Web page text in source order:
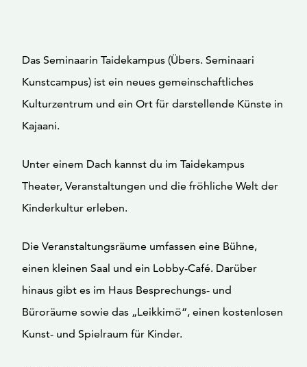
Das Seminaarin Taidekampus (Übers. Seminaari
Kunstcampus) ist ein neues gemeinschaftliches
Kulturzentrum und ein Ort für darstellende Künste in
Kajaani.
Unter einem Dach kannst du im Taidekampus
Theater, Veranstaltungen und die fröhliche Welt der
Kinderkultur erleben.
Die Veranstaltungsräume umfassen eine Bühne,
einen kleinen Saal und ein Lobby-Café. Darüber
hinaus gibt es im Haus Besprechungs- und
Büroräume sowie das „Leikkimö“, einen kostenlosen
Kunst- und Spielraum für Kinder.